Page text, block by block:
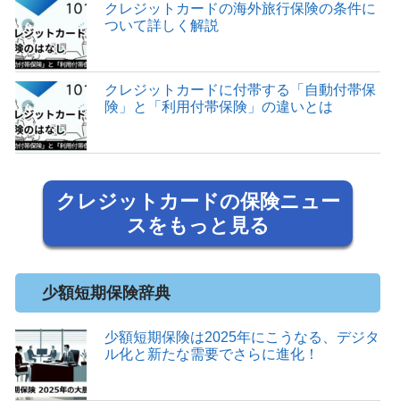
クレジットカードの海外旅行保険の条件に
ついて詳しく解説
クレジットカードに付帯する「自動付帯保
険」と「利用付帯保険」の違いとは
クレジットカードの保険ニュー
スをもっと見る
少額短期保険辞典
少額短期保険は2025年にこうなる、デジタ
ル化と新たな需要でさらに進化！